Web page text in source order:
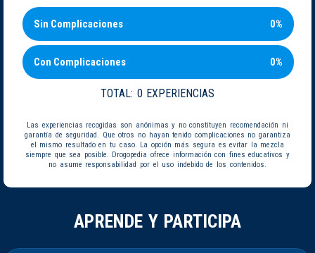
Sin Complicaciones 0%
Con Complicaciones 0%
TOTAL: 0 EXPERIENCIAS
Las experiencias recogidas son anónimas y no constituyen recomendación ni
garantía de seguridad. Que otros no hayan tenido complicaciones no garantiza
el mismo resultado en tu caso. La opción más segura es evitar la mezcla
siempre que sea posible. Drogopedia ofrece información con fines educativos y
no asume responsabilidad por el uso indebido de los contenidos.
APRENDE Y PARTICIPA